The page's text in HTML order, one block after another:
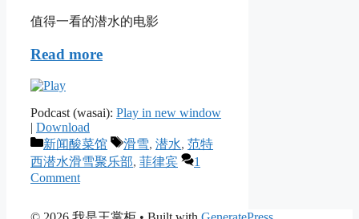
值得一看的潜水的电影
Read more
Podcast (wasai): Play in new window
| Download
Categories
新闻酸菜馆 Tags
滑雪, 潜水, 范特
西潜水滑雪聚乐部, 菲律宾
1
Comment